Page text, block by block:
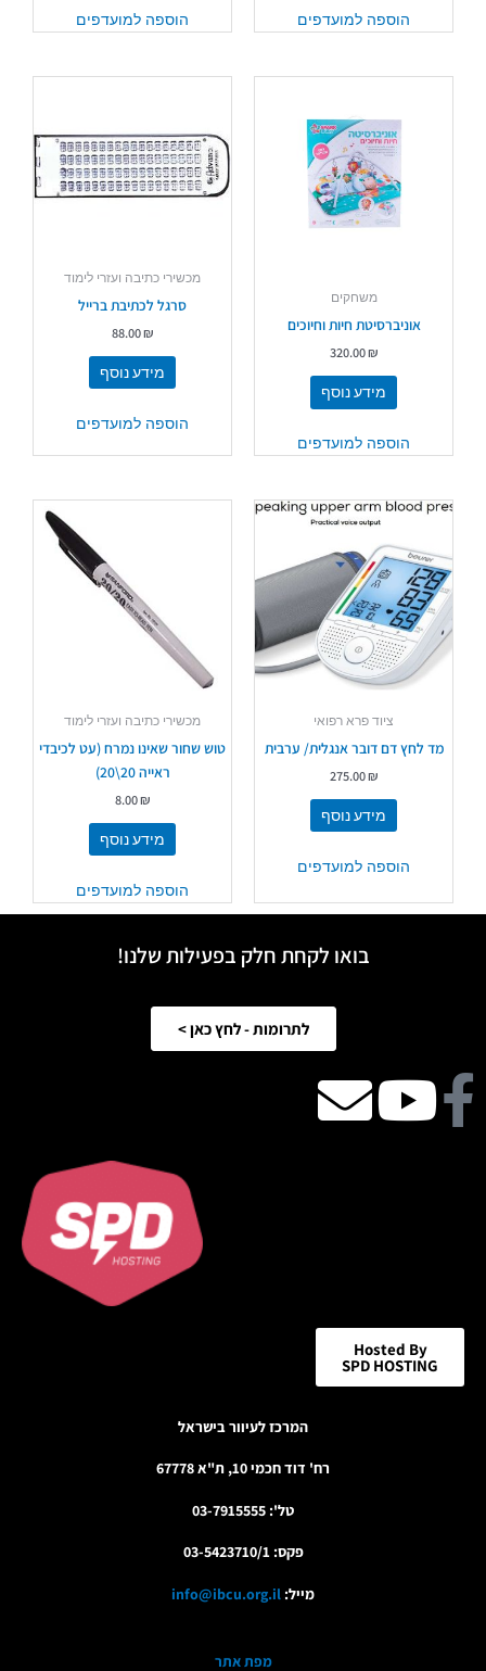
הוספה למועדפים הוספה למועדפים
משחקים
אוניברסיטת חיות וחיוכים
320.00₪
מידע נוסף
הוספה למועדפים
מכשירי כתיבה ועזרי לימוד
סרגל לכתיבת ברייל
88.00₪
מידע נוסף
הוספה למועדפים
ציוד פרא רפואי
מד לחץ דם דובר אנגלית/ ערבית
275.00₪
מידע נוסף
הוספה למועדפים
מכשירי כתיבה ועזרי לימוד
טוש שחור שאינו נמרח (עט לכיבדי
ראייה 20\20)
8.00₪
מידע נוסף
הוספה למועדפים
בואו לקחת חלק בפעילות שלנו!
לתרומות - לחץ כאן >
Facebook
Youtube
email
Hosted By
SPD HOSTING
המרכז לעיוור בישראל
רח' דוד חכמי 10, ת"א 67778
טל': 03-7915555
פקס: 03-5423710/1
מייל: info@ibcu.org.il
מפת אתר